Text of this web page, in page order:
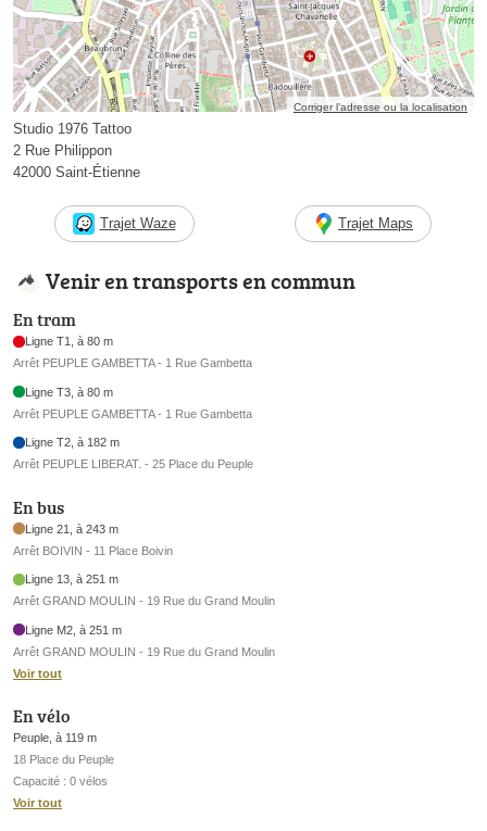
Corriger l’adresse ou la localisation
Studio 1976 Tattoo
2 Rue Philippon
42000 Saint-Étienne
Trajet Waze Trajet Maps
Venir en transports en commun
En tram
Ligne T1, à 80 m
Arrêt PEUPLE GAMBETTA - 1 Rue Gambetta
Ligne T3, à 80 m
Arrêt PEUPLE GAMBETTA - 1 Rue Gambetta
Ligne T2, à 182 m
Arrêt PEUPLE LIBERAT. - 25 Place du Peuple
En bus
Ligne 21, à 243 m
Arrêt BOIVIN - 11 Place Boivin
Ligne 13, à 251 m
Arrêt GRAND MOULIN - 19 Rue du Grand Moulin
Ligne M2, à 251 m
Arrêt GRAND MOULIN - 19 Rue du Grand Moulin
Voir tout
En vélo
Peuple, à 119 m
18 Place du Peuple
Capacité : 0 vélos
Voir tout